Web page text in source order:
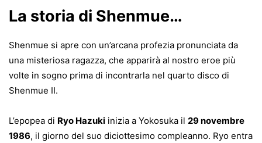
La storia di Shenmue…
Shenmue si apre con un’arcana profezia pronunciata da
una misteriosa ragazza, che apparirà al nostro eroe più
volte in sogno prima di incontrarla nel quarto disco di
Shenmue II.
L’epopea di Ryo Hazuki inizia a Yokosuka il 29 novembre
1986, il giorno del suo diciottesimo compleanno. Ryo entra